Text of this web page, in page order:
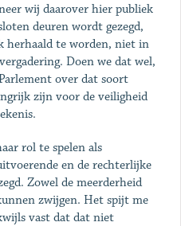
wij daarover hier publiek
deuren wordt gezegd,
herhaald te worden, niet in
Doen we dat wel,
over dat soort
zijn voor de veiligheid
rol te spelen als
en de rechterlijke
Zowel de meerderheid
zwijgen. Het spijt me
vast dat dat niet